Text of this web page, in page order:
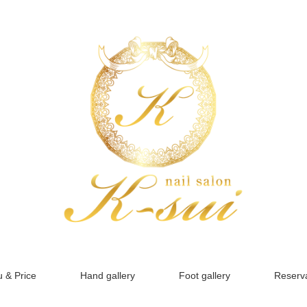
& Price Hand gallery Foot gallery